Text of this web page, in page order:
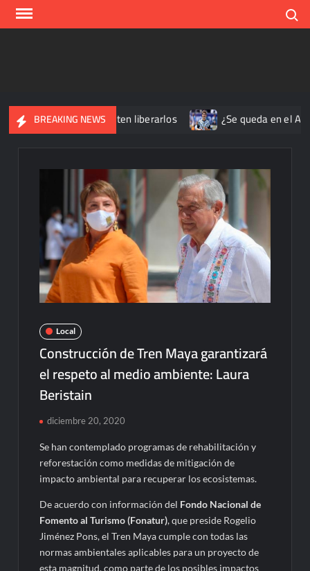
Skip
BREAKING NEWS
Unidos; prometen liberarlos ¿Se queda en el Atlético
Local
Construcción de Tren Maya garantizará
el respeto al medio ambiente: Laura
Beristain
diciembre 20, 2020
Se han contemplado programas de rehabilitación y
reforestación como medidas de mitigación de
impacto ambiental para recuperar los ecosistemas.
De acuerdo con información del Fondo Nacional de
Fomento al Turismo (Fonatur), que preside Rogelio
Jiménez Pons, el Tren Maya cumple con todas las
normas ambientales aplicables para un proyecto de
esta magnitud, como parte de los posibles impactos